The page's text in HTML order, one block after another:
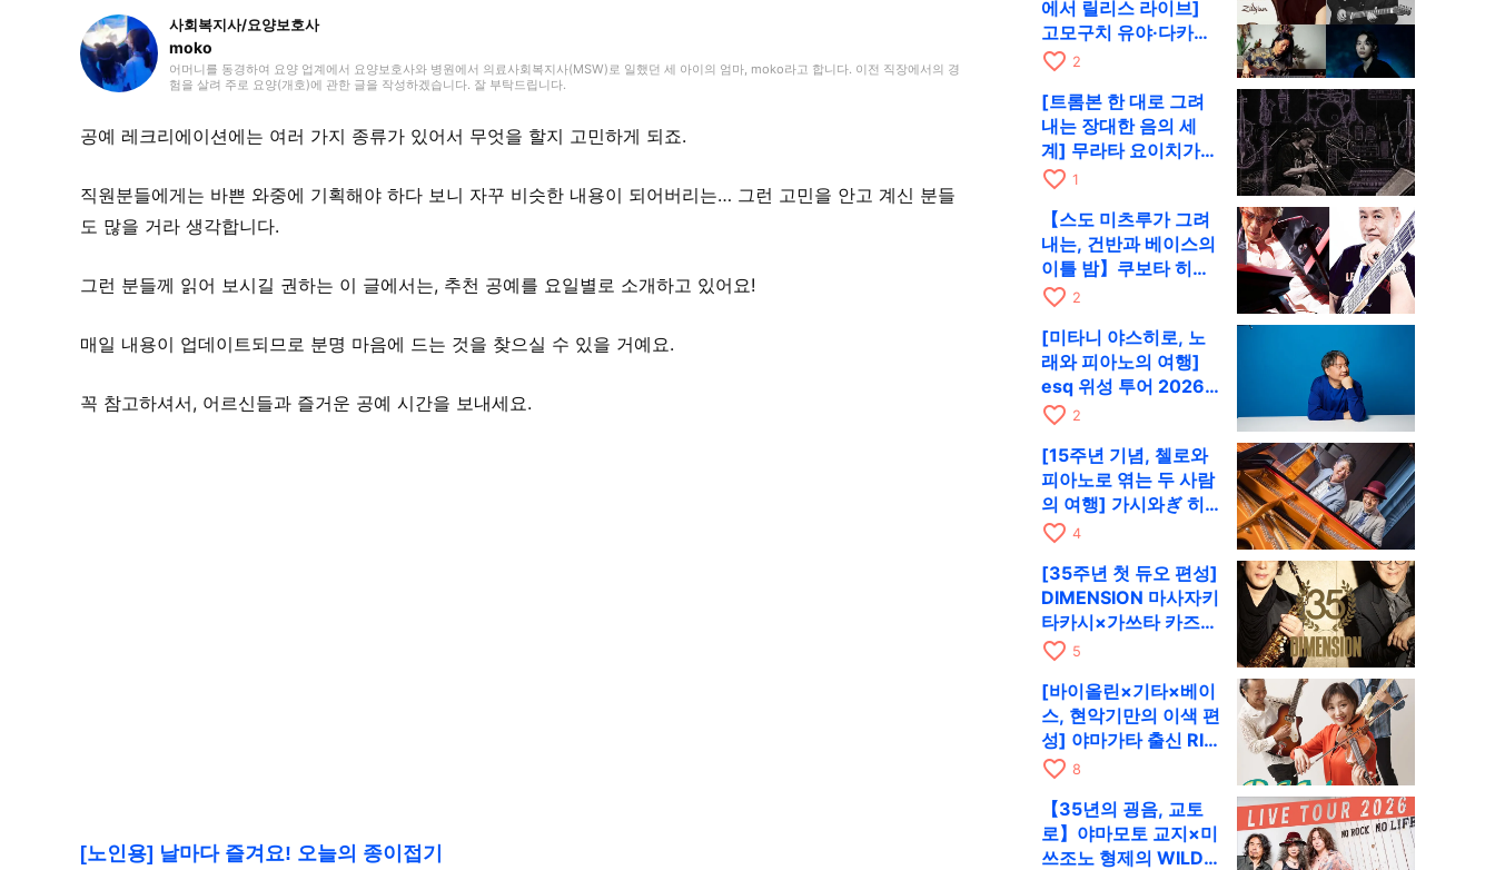
사회복지사/요양보호사
moko
어머니를 동경하여 요양 업계에서 요양보호사와 병원에서 의료사회복지사(MSW)로 일했던 세 아이의 엄마, moko라고 합니다. 이전 직장에서의 경
험을 살려 주로 요양(개호)에 관한 글을 작성하겠습니다. 잘 부탁드립니다.
공예 레크리에이션에는 여러 가지 종류가 있어서 무엇을 할지 고민하게 되죠.
직원분들에게는 바쁜 와중에 기획해야 하다 보니 자꾸 비슷한 내용이 되어버리는… 그런 고민을 안고 계신 분들
도 많을 거라 생각합니다.
그런 분들께 읽어 보시길 권하는 이 글에서는, 추천 공예를 요일별로 소개하고 있어요!
매일 내용이 업데이트되므로 분명 마음에 드는 것을 찾으실 수 있을 거예요.
꼭 참고하셔서, 어르신들과 즐거운 공예 시간을 보내세요.
[노인용] 날마다 즐겨요! 오늘의 종이접기
에서 릴리스 라이브]
고모구치 유야·다카하
시 요시키·도모다 준과
favorite_border 2
[트롬본 한 대로 그려
내는 장대한 음의 세
계] 무라타 요이치가
CD 발매 기념 투어로
favorite_border 1
【스도 미츠루가 그려
내는, 건반과 베이스의
이틀 밤】쿠보타 히로
시, 후지이 소라, 하나
서 공동 출연
favorite_border 2
[미타니 야스히로, 노
래와 피아노의 여행]
esq 위성 투어 2026
교토 공연을 10월에 개
favorite_border 2
[15주년 기념, 첼로와
피아노로 엮는 두 사람
의 여행] 가시와ぎ 히
로키 & 미쓰다 겐이치
RAG로
favorite_border 4
[35주년 첫 듀오 편성]
DIMENSION 마사자키
타카시×가쓰타 카즈키
가 10월 11일 교토
favorite_border 5
[바이올린×기타×베이
스, 현악기만의 이색 편
성] 야마가타 출신 RIM
이 첫 전국 투어로 8월
favorite_border 8
【35년의 굉음, 교토
로】야마모토 교지×미
쓰조노 형제의 WILD